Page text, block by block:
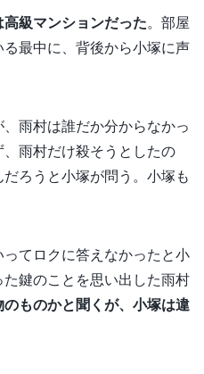
級マンションだった。部屋
最中に、背後から小塚に声
雨村は誰だか分からなかっ
雨村だけ殺そうとしたの
ろうと小塚が問う。小塚も
てロクに答えなかったと小
鍵のことを思い出した雨村
ものかと聞くが、小塚は違